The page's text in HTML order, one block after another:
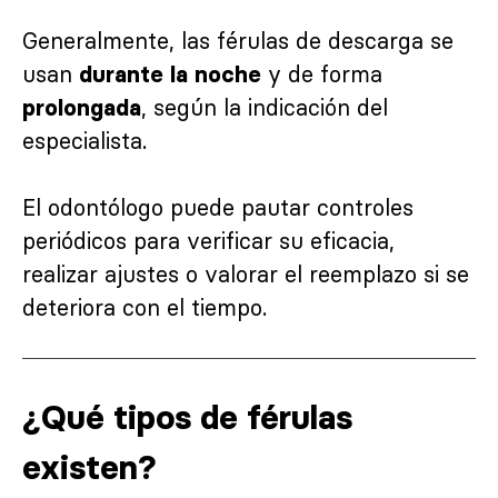
Generalmente, las férulas de descarga se
usan durante la noche y de forma
prolongada, según la indicación del
especialista.
El odontólogo puede pautar controles
periódicos para verificar su eficacia,
realizar ajustes o valorar el reemplazo si se
deteriora con el tiempo.
¿Qué tipos de férulas
existen?